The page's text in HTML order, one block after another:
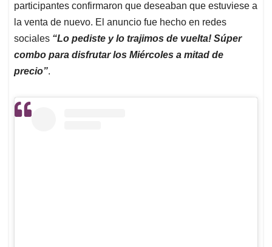
participantes confirmaron que deseaban que estuviese a
la venta de nuevo. El anuncio fue hecho en redes
sociales “Lo pediste y lo trajimos de vuelta! Súper
combo para disfrutar los Miércoles a mitad de
precio”.